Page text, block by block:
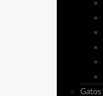
Gatos